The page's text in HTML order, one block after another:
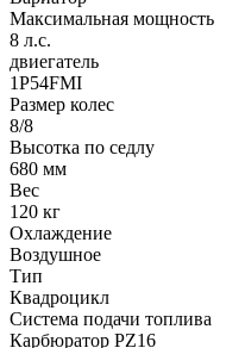
Максимальная мощность
8 л.с.
двиегатель
1P54FMI
Размер колес
8/8
Высотка по седлу
680 мм
Вес
120 кг
Охлаждение
Воздушное
Тип
Квадроцикл
Система подачи топлива
Карбюратор PZ16